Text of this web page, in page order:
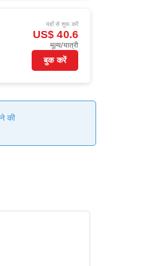
यहाँ से शुरू करें
US$ 40.6
मूल्य/यात्री
बुक करें
की